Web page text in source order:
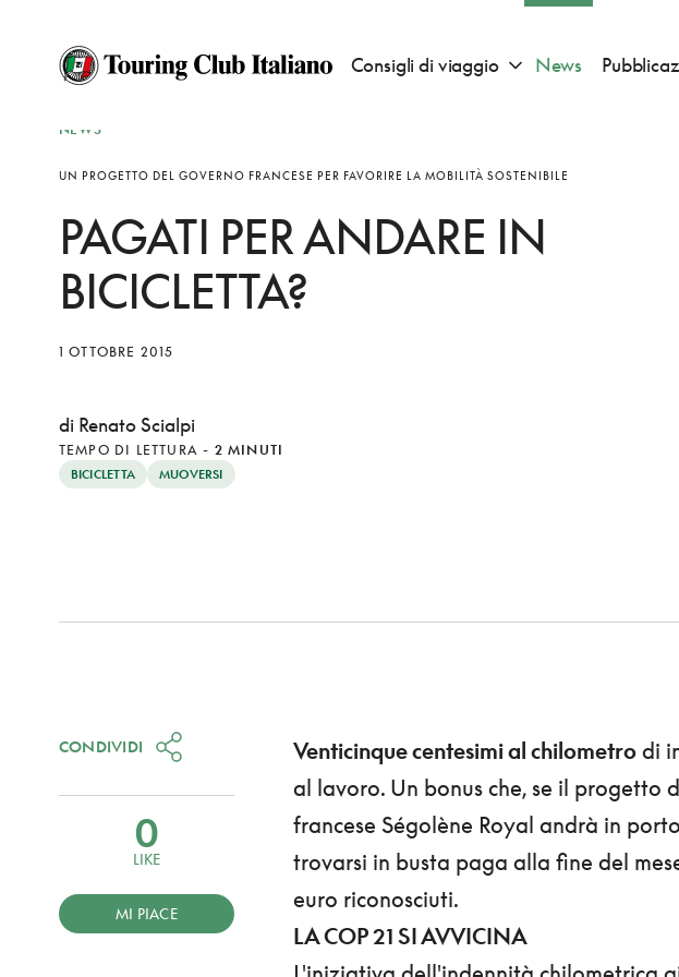
Consigli di viaggio Apri sotto menu
News
NEWS
UN PROGETTO DEL GOVERNO FRANCESE PER FAVORIRE LA MOBILITÀ SOSTENIBILE
PAGATI PER ANDARE IN
BICICLETTA?
1 OTTOBRE 2015
di Renato Scialpi
TEMPO DI LETTURA - 2 MINUTI
BICICLETTA MUOVERSI
Venticinque centesimi al chilometrodi
al lavoro. Un bonus che, se il progetto
francese Ségolène Royal andrà in
trovarsi in busta paga alla fine del
euro riconosciuti.
LA COP 21 SI AVVICINA
CONDIVIDI
0
LIKE
MI PIACE